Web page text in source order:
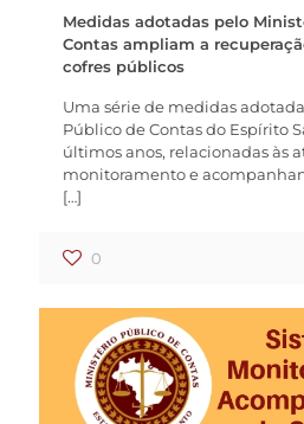
Medidas adotadas pelo
Contas ampliam a
cofres públicos
Uma série de medidas
Público de Contas do Espírito
últimos anos, relacionadas às
monitoramento e
[…]
0